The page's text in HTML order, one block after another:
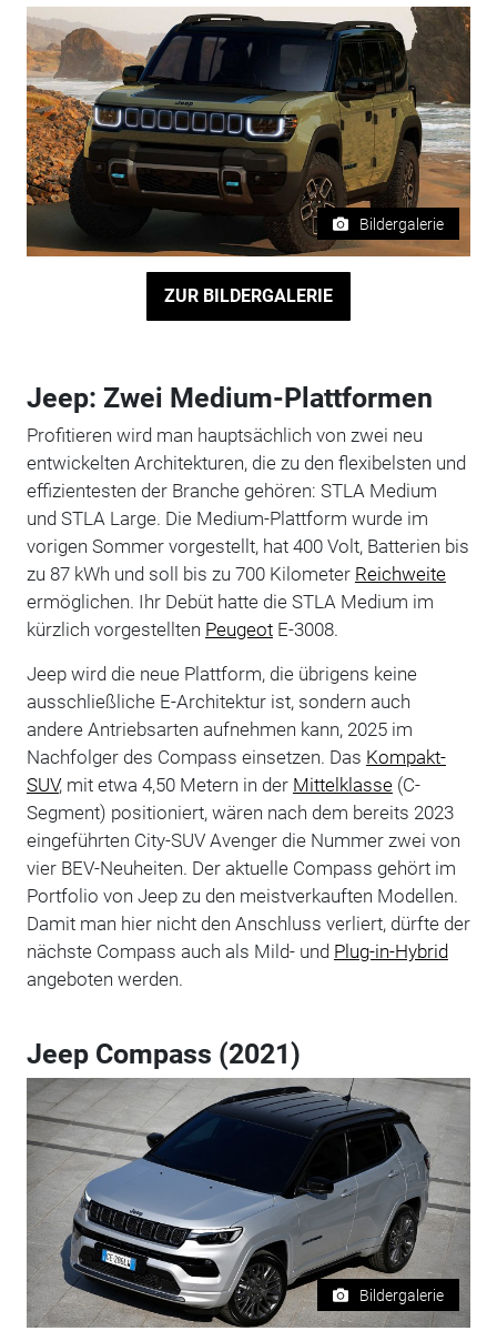
Bildergalerie
ZUR BILDERGALERIE
Jeep: Zwei Medium-Plattformen
Profitieren wird man hauptsächlich von zwei neu
entwickelten Architekturen, die zu den flexibelsten und
effizientesten der Branche gehören: STLA Medium
und STLA Large. Die Medium-Plattform wurde im
vorigen Sommer vorgestellt, hat 400 Volt, Batterien bis
zu 87 kWh und soll bis zu 700 Kilometer Reichweite
ermöglichen. Ihr Debüt hatte die STLA Medium im
kürzlich vorgestellten PeugeotE-3008.
Jeep wird die neue Plattform, die übrigens keine
ausschließliche E-Architektur ist, sondern auch
andere Antriebsarten aufnehmen kann, 2025 im
Nachfolger des Compass einsetzen. Das Kompakt-
SUV, mit etwa 4,50 Metern in der Mittelklasse(C-
Segment) positioniert, wären nach dem bereits 2023
eingeführten City-SUV Avenger die Nummer zwei von
vier BEV-Neuheiten. Der aktuelle Compass gehört im
Portfolio von Jeep zu den meistverkauften Modellen.
Damit man hier nicht den Anschluss verliert, dürfte der
nächste Compass auch als Mild- und Plug-in-Hybrid
angeboten werden.
Jeep Compass (2021)
Bildergalerie